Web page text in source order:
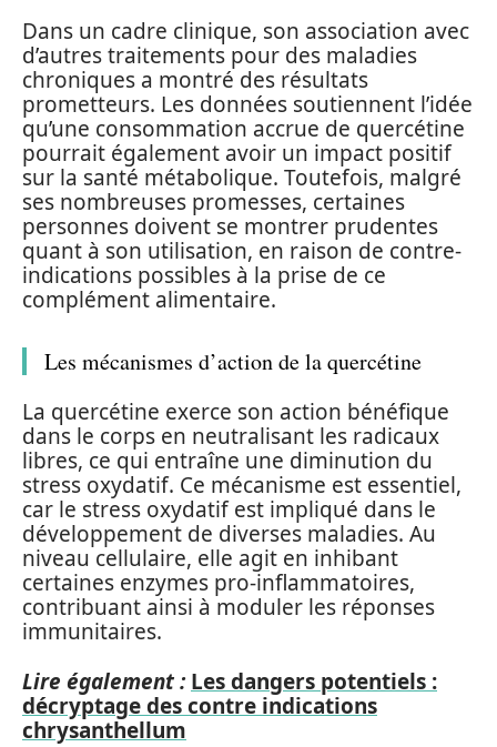
Dans un cadre clinique, son association avec
d’autres traitements pour des maladies
chroniques a montré des résultats
prometteurs. Les données soutiennent l’idée
qu’une consommation accrue de quercétine
pourrait également avoir un impact positif
sur la santé métabolique. Toutefois, malgré
ses nombreuses promesses, certaines
personnes doivent se montrer prudentes
quant à son utilisation, en raison de contre-
indications possibles à la prise de ce
complément alimentaire.
Les mécanismes d’action de la quercétine
La quercétine exerce son action bénéfique
dans le corps en neutralisant les radicaux
libres, ce qui entraîne une diminution du
stress oxydatif. Ce mécanisme est essentiel,
car le stress oxydatif est impliqué dans le
développement de diverses maladies. Au
niveau cellulaire, elle agit en inhibant
certaines enzymes pro-inflammatoires,
contribuant ainsi à moduler les réponses
immunitaires.
Lire également : Les dangers potentiels :
décryptage des contre indications
chrysanthellum